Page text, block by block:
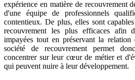
expérience en matière de recouvrement
d'une équipe de professionnels
contentieux. De plus, elles sont
recouvrement les plus efficaces afin
impayées tout en préservant la
société de recouvrement permet
concentrer sur leur cœur de métier et
qui peuvent nuire à leur développement.